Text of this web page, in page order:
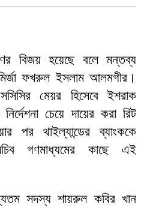
বিজয় হয়েছে বলে মন্তব্য
ফখরুল ইসলাম আলমগীর।
মেয়র হিসেবে ইশরাক
চেয়ে দায়ের করা রিট
পর থাইল্যান্ডের ব্যাংককে
গণমাধ্যমের কাছে এই
সদস্য শায়রুল কবির খান